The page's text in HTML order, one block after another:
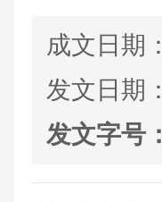
成文日期：
发文日期：
发文字号：